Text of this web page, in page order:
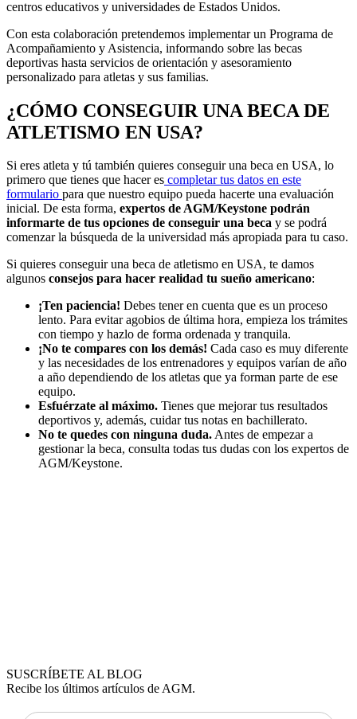
centros educativos y universidades de Estados Unidos.
Con esta colaboración pretendemos implementar un Programa de
Acompañamiento y Asistencia, informando sobre las becas
deportivas hasta servicios de orientación y asesoramiento
personalizado para atletas y sus familias.
¿CÓMO CONSEGUIR UNA BECA DE
ATLETISMO EN USA?
Si eres atleta y tú también quieres conseguir una beca en USA, lo
primero que tienes que hacer es completar tus datos en este
formulario para que nuestro equipo pueda hacerte una evaluación
inicial. De esta forma, expertos de AGM/Keystone podrán
informarte de tus opciones de conseguir una beca y se podrá
comenzar la búsqueda de la universidad más apropiada para tu caso.
Si quieres conseguir una beca de atletismo en USA, te damos
algunos consejos para hacer realidad tu sueño americano:
¡Ten paciencia! Debes tener en cuenta que es un proceso
lento. Para evitar agobios de última hora, empieza los trámites
con tiempo y hazlo de forma ordenada y tranquila.
¡No te compares con los demás! Cada caso es muy diferente
y las necesidades de los entrenadores y equipos varían de año
a año dependiendo de los atletas que ya forman parte de ese
equipo.
Esfuérzate al máximo. Tienes que mejorar tus resultados
deportivos y, además, cuidar tus notas en bachillerato.
No te quedes con ninguna duda.Antes de empezar a
gestionar la beca, consulta todas tus dudas con los expertos de
AGM/Keystone.
SUSCRÍBETE AL BLOG
Recibe los últimos artículos de AGM.